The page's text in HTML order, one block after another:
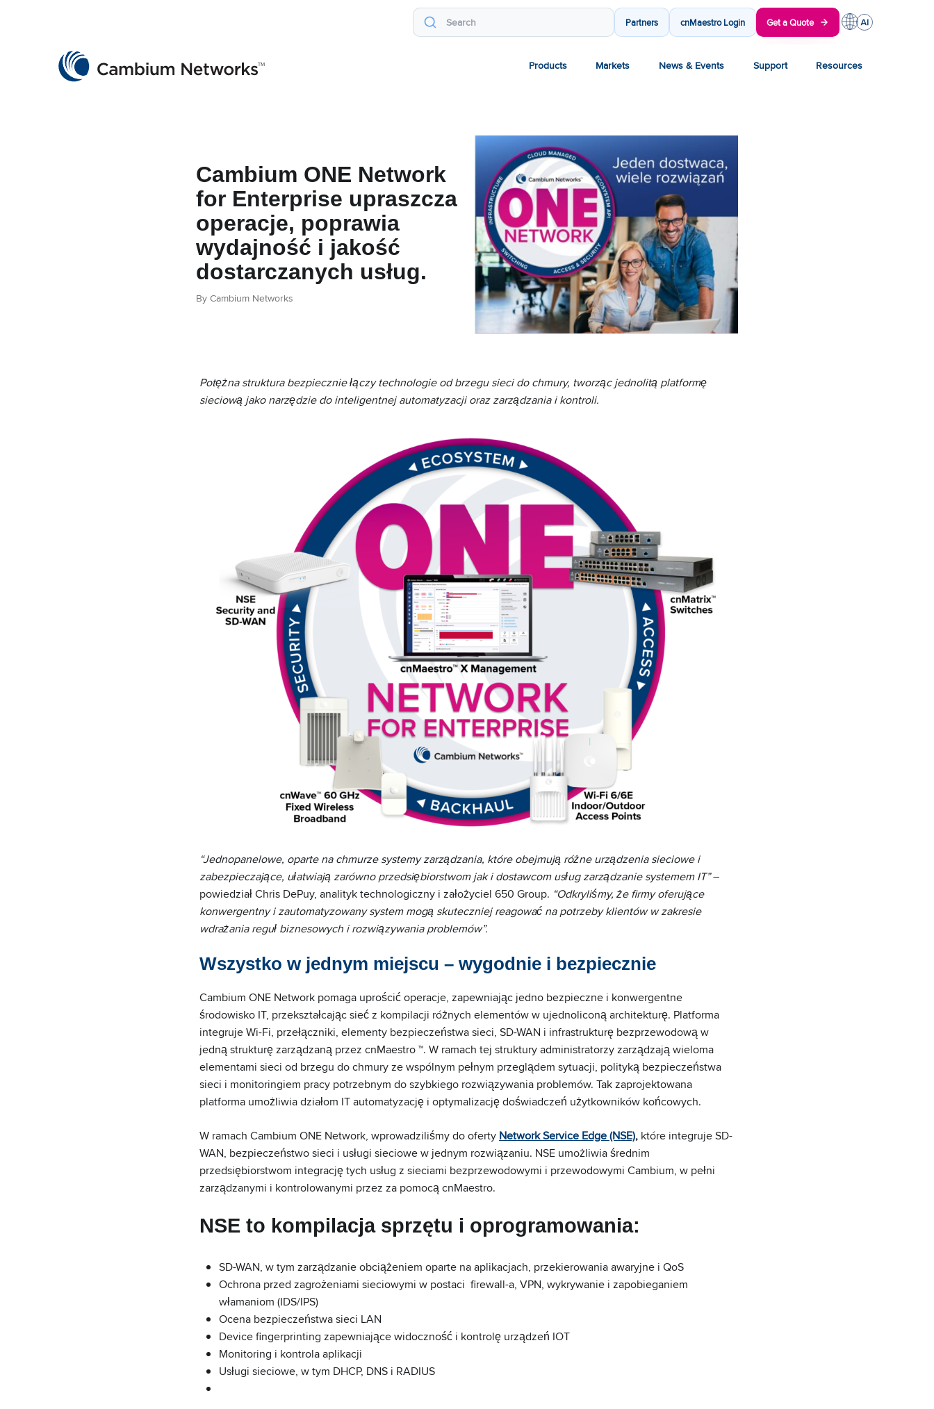
Partners cnMaestro Login Get a Quote
Products Markets News & Events Support Resources
Cambium ONE Network
for Enterprise upraszcza
operacje, poprawia
wydajność i jakość
dostarczanych usług.
By Cambium Networks
Potężna struktura bezpiecznie łączy technologie od brzegu sieci do chmury, tworząc jednolitą platformę
sieciową jako narzędzie do inteligentnej automatyzacji oraz zarządzania i kontroli.
“Jednopanelowe, oparte na chmurze systemy zarządzania, które obejmują różne urządzenia sieciowe i
zabezpieczające, ułatwiają zarówno przedsiębiorstwom jak i dostawcom usług zarządzanie systemem IT”–
powiedział Chris DePuy, analityk technologiczny i założyciel 650 Group. “Odkryliśmy, że firmy oferujące
konwergentny i zautomatyzowany system mogą skuteczniej reagować na potrzeby klientów w zakresie
wdrażania reguł biznesowych i rozwiązywania problemów”.
Wszystko w jednym miejscu – wygodnie i bezpiecznie
Cambium ONE Network pomaga uprościć operacje, zapewniając jedno bezpieczne i konwergentne
środowisko IT, przekształcając sieć z kompilacji różnych elementów w ujednoliconą architekturę. Platforma
integruje Wi-Fi, przełączniki, elementy bezpieczeństwa sieci, SD-WAN i infrastrukturę bezprzewodową w
jedną strukturę zarządzaną przez cnMaestro ™. W ramach tej struktury administratorzy zarządzają wieloma
elementami sieci od brzegu do chmury ze wspólnym pełnym przeglądem sytuacji, polityką bezpieczeństwa
sieci i monitoringiem pracy potrzebnym do szybkiego rozwiązywania problemów. Tak zaprojektowana
platforma umożliwia działom IT automatyzację i optymalizację doświadczeń użytkowników końcowych.
W ramach Cambium ONE Network, wprowadziliśmy do oferty Network Service Edge (NSE), które integruje SD-
WAN, bezpieczeństwo sieci i usługi sieciowe w jednym rozwiązaniu. NSE umożliwia średnim
przedsiębiorstwom integrację tych usług z sieciami bezprzewodowymi i przewodowymi Cambium, w pełni
zarządzanymi i kontrolowanymi przez za pomocą cnMaestro.
NSE to kompilacja sprzętu i oprogramowania:
SD-WAN, w tym zarządzanie obciążeniem oparte na aplikacjach, przekierowania awaryjne i QoS
Ochrona przed zagrożeniami sieciowymi w postaci firewall-a, VPN, wykrywanie i zapobieganiem
włamaniom (IDS/IPS)
Ocena bezpieczeństwa sieci LAN
Device fingerprinting zapewniające widoczność i kontrolę urządzeń IOT
Monitoring i kontrola aplikacji
Usługi sieciowe, w tym DHCP, DNS i RADIUS